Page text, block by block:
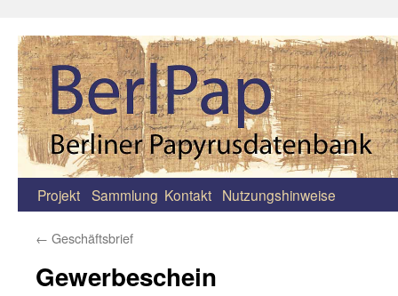
Zum
Projekt Sammlung Kontakt Nutzungshinweise
← Geschäftsbrief
Gewerbeschein